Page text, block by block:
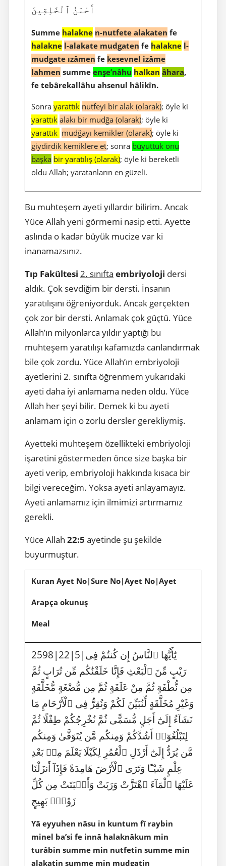
أَحْسَنُ ٱلْخَٰلِقِينَ
Summe halakne n-nutfete alakaten fe
halakne l-alakate mudgaten fe halakne l-
mudgate ızâmen fe kesevnel izâme
lahmen summe enşe’nâhu halkan âhara,
fe tebârekallâhu ahsenul hâlikîn.
Sonra yarattık nutfeyi bir alak (olarak); öyle ki
yarattık alakı bir mudğa (olarak); öyle ki
yarattık mudğayı kemikler (olarak); öyle ki
giydirdik kemiklere et; sonra büyüttük onu
başka bir yaratılış (olarak); öyle ki bereketli
oldu Allah; yaratanların en güzeli.
Bu muhteşem ayeti yıllardır bilirim. Ancak
Yüce Allah yeni görmemi nasip etti. Ayette
aslında o kadar büyük mucize var ki
inanamazsınız.
Tıp Fakültesi 2. sınıfta embriyoloji dersi
aldık. Çok sevdiğim bir dersti. İnsanın
yaratılışını öğreniyorduk. Ancak gerçekten
çok zor bir dersti. Anlamak çok güçtü. Yüce
Allah’ın milyonlarca yıldır yaptığı bu
muhteşem yaratılışı kafamızda canlandırmak
bile çok zordu. Yüce Allah’ın embriyoloji
ayetlerini 2. sınıfta öğrenmem yukarıdaki
ayeti daha iyi anlamama neden oldu. Yüce
Allah her şeyi bilir. Demek ki bu ayeti
anlamam için o zorlu dersler gerekliymiş.
Ayetteki muhteşem özellikteki embriyoloji
işaretini göstermeden önce size başka bir
ayeti verip, embriyoloji hakkında kısaca bir
bilgi vereceğim. Yoksa ayeti anlayamayız.
Ayeti anlamamız için ilmimizi artırmamız
gerekli.
Yüce Allah 22:5 ayetinde şu şekilde
buyurmuştur.
Kuran Ayet No|Sure No|Ayet No|Ayet
Arapça okunuş
Meal
2598|22|5|يَٰٓأَيُّهَا ٱلنَّاسُ إِن كُنتُمْ فِى
رَيْبٍ مِّنَ ٱلْبَعْثِ فَإِنَّا خَلَقْنَٰكُم مِّن تُرَابٍ ثُمَّ
مِن نُّطْفَةٍ ثُمَّ مِنْ عَلَقَةٍ ثُمَّ مِن مُّضْغَةٍ مُّخَلَّقَةٍ
وَغَيْرِ مُخَلَّقَةٍ لِّنُبَيِّنَ لَكُمْ وَنُقِرُّ فِى ٱلْأَرْحَامِ مَا
نَشَآءُ إِلَىٰٓ أَجَلٍ مُّسَمًّى ثُمَّ نُخْرِجُكُمْ طِفْلًا ثُمَّ
لِتَبْلُغُوٓا۟ أَشُدَّكُمْ وَمِنكُم مَّن يُتَوَفَّىٰ وَمِنكُم
مَّن يُرَدُّ إِلَىٰٓ أَرْذَلِ ٱلْعُمُرِ لِكَيْلَا يَعْلَمَ مِنۢ بَعْدِ
عِلْمٍ شَيْـًٔا وَتَرَى ٱلْأَرْضَ هَامِدَةً فَإِذَآ أَنزَلْنَا
عَلَيْهَا ٱلْمَآءَ ٱهْتَزَّتْ وَرَبَتْ وَأَنۢبَتَتْ مِن كُلِّ
زَوْجٍۭ بَهِيجٍ
Yâ eyyuhen nâsu in kuntum fî raybin
minel ba’si fe innâ halaknâkum min
turâbin summe min nutfetin summe min
alakatin summe min mudgatin